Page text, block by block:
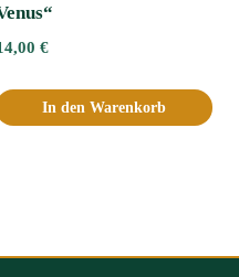
€
In den Warenkorb